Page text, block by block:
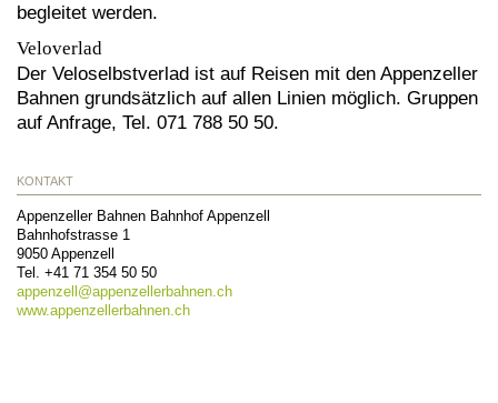
begleitet werden.
Veloverlad
Der Veloselbstverlad ist auf Reisen mit den Appenzeller
Bahnen grundsätzlich auf allen Linien möglich. Gruppen
auf Anfrage, Tel. 071 788 50 50.
KONTAKT
Appenzeller Bahnen Bahnhof Appenzell
Bahnhofstrasse 1
9050 Appenzell
Tel. +41 71 354 50 50
appenzell@appenzellerbahnen.ch
www.appenzellerbahnen.ch